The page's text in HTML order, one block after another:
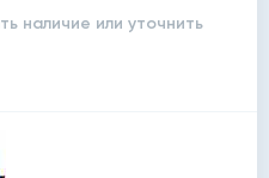
наличие или уточнить